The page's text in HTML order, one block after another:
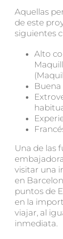
Aquellas
de este
siguientes
Alto
Buena
Una de las
visitar una
en
puntos de
en la
viajar, al
inmediata.